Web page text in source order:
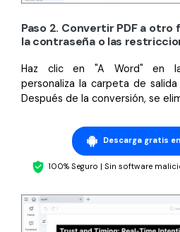
Explorar todas las características
Plantillas de PDF gratuitas
Edita y personaliza plantillas
Descuento educativo
Adquiere PDFelement con
Descarga las herramientas de
Actualización
Paso 2. Convertir PDF a
la contraseña o las
Haz clic en "A Word" en la
personaliza la carpeta de
Después de la conversión, se
Descarga gratis
100% Seguro | Sin software